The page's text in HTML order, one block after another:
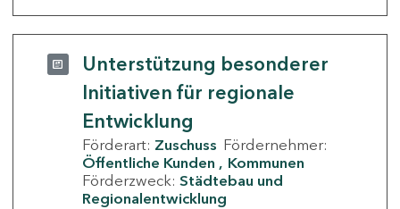
Unterstützung besonderer
Initiativen für regionale
Entwicklung
Förderart: Zuschuss Fördernehmer:
Öffentliche Kunden
Kommunen
Förderzweck: Städtebau und
Regionalentwicklung